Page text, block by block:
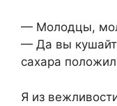
— Молодцы,
— Да вы
сахара
Я из